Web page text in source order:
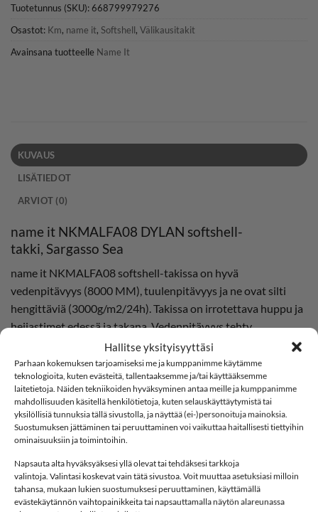
Hallitse yksityisyyttäsi
Parhaan kokemuksen tarjoamiseksi me ja kumppanimme käytämme
teknologioita, kuten evästeitä, tallentaaksemme ja/tai käyttääksemme
laitetietoja. Näiden tekniikoiden hyväksyminen antaa meille ja kumppanimme
mahdollisuuden käsitellä henkilötietoja, kuten selauskäyttäytymistä tai
yksilöllisiä tunnuksia tällä sivustolla, ja näyttää (ei-)personoituja mainoksia.
Suostumuksen jättäminen tai peruuttaminen voi vaikuttaa haitallisesti tiettyihin
ominaisuuksiin ja toimintoihin.
Napsauta alta hyväksyäksesi yllä olevat tai tehdäksesi tarkkoja
valintoja. Valintasi koskevat vain tätä sivustoa. Voit muuttaa asetuksiasi milloin
tahansa, mukaan lukien suostumuksesi peruuttaminen, käyttämällä
evästekäytännön vaihtopainikkeita tai napsauttamalla näytön alareunassa
Tuotetunnus (SKU):668799979276
Osastot: Km, name it, Softshell, Välikausitakit
Avainsana tuotteelle Name It
KUVAUS
LISÄTIEDOT
ARVIOT (0)
name it NKMALFA08 DYLAN softshell-
takki, Sargasso Sea
name it NKMALFA08 softshell-takissa on hyvä
vedenpitävyys (8000 MM), tuulenpitävyys ja ne ovat silti
hengittäviä (3000g/m2/24h). Takissa on irrotettava huppu ja
heijastimet edessä ja takana. Vedenpitävyys tehty
kankaaseen Bionic Finish Eco-menetelmällä. Taskut edessä.
Ominaisuudet:
Materiaali: 94% kierrätettyä polyesteriä ja 6% elastaania
Vesipilari: 8 000 mm
Hengittävä: 3 000 /m2/24h
Väri: Sargasso Sea
SOFTSHELL